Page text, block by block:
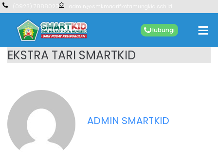
(0923) 7888023 admin@smkmaarifkotamungkid.sch.id
Hubungi
EKSTRA TARI SMARTKID
ADMIN SMARTKID